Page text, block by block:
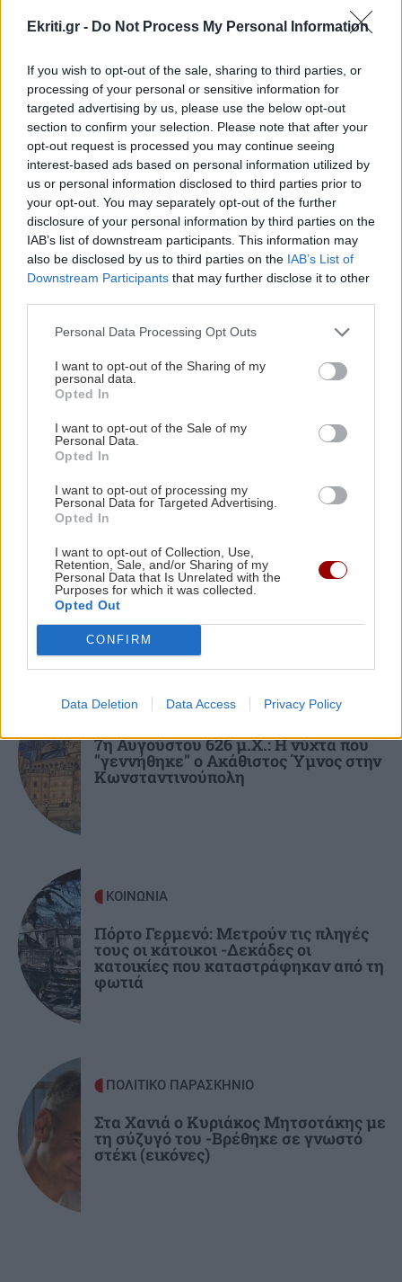
Ekriti.gr - Do Not Process My Personal Information
If you wish to opt-out of the sale, sharing to third parties, or
processing of your personal or sensitive information for
targeted advertising by us, please use the below opt-out
section to confirm your selection. Please note that after your
opt-out request is processed you may continue seeing
interest-based ads based on personal information utilized by
us or personal information disclosed to third parties prior to
your opt-out. You may separately opt-out of the further
disclosure of your personal information by third parties on the
IAB’s list of downstream participants. This information may
also be disclosed by us to third parties on the IAB’s List of
Downstream Participants that may further disclose it to other
Personal Data Processing Opt Outs
I want to opt-out of the Sharing of my
personal data.
Opted In
I want to opt-out of the Sale of my
Personal Data.
Opted In
I want to opt-out of processing my
Personal Data for Targeted Advertising.
Opted In
I want to opt-out of Collection, Use,
Retention, Sale, and/or Sharing of my
Personal Data that Is Unrelated with the
Purposes for which it was collected.
Opted Out
CONFIRM
Data Deletion Data Access Privacy Policy
09:32
ΑΦΙΕΡΩΜΑΤΑ
"γεννήθηκε" ο Ακάθιστος Ύμνος στην
Κωνσταντινούπολη
09:21
ΚΟΙΝΩΝΙΑ
Πόρτο Γερμενό: Μετρούν τις πληγές τους οι
κάτοικοι -Δεκάδες οι κατοικίες που
καταστράφηκαν από τη φωτιά
09:08
ΠΟΛΙΤΙΚΟ ΠΑΡΑΣΚΗΝΙΟ
(εικόνες)
GOSSIP - LIFESTYLE
Mike: Τροχαίο ατύχημα για τον ράπερ
ΒΟΑΚ: Αυτοψία Χρίστου Δήμα στα εργοτάξια
και επιτάχυνση των έργων οδικής ασφάλειας
08:43
ΚΟΣΜΟΣ
Πετρέλαιο: Άνοδος στο Brent όσο η συμφωνία
για τα Στενά του Ορμούζ καθυστερεί
Οδηγός λεωφορείου υπέστη ανακοπή καθώς
όχημα πάνω σε άλλα ΙΧ
ΚΟΣΜΟΣ
Ταϊλάνδη: Μαθητής άνοιξε πυρ σε σχολείο
(βίντεο)
08:11
ΕΛΛΑΔΑ
Φωτιά στην Βοιωτία: Προφυλακίστηκαν ο
δήμαρχος Στυλίδας και δύο ακόμα
κατηγορούμενοι
Όλες οι ειδήσεις
ΠΕΡΙΣΣΟΤΕΡΑ
ΚΡΗΤΗ
Τροχαίο στο ΙΤΕ: Μάχη δίχως τέλος
για την 20χρονη φοιτήτρια ...
ΑΦΙΕΡΩΜΑΤΑ
7η Αυγούστου 626 μ.Χ.: Η νύχτα που
"γεννήθηκε" ο Ακάθιστος Ύμνος στην
Κωνσταντινούπολη
ΚΟΙΝΩΝΙΑ
Πόρτο Γερμενό: Μετρούν τις πληγές
τους οι κάτοικοι -Δεκάδες οι
κατοικίες που καταστράφηκαν από τη
φωτιά
ΠΟΛΙΤΙΚΟ ΠΑΡΑΣΚΗΝΙΟ
Στα Χανιά ο Κυριάκος Μητσοτάκης με
τη σύζυγό του -Βρέθηκε σε γνωστό
στέκι (εικόνες)